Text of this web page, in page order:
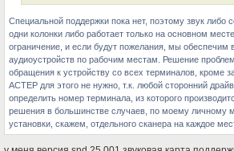
Специальной поддержки пока нет, поэтому звук либо
одни колонки либо работает только на основном
ограничение, и если будут пожелания, мы обеспечим
аудиоустройств по рабочим местам. Решение
обращения к устройству со всех терминалов, кроме
АСТЕР для этого не нужно, т.к. любой сторонний
определить номер терминала, из которого
решения в большинстве случаев, по моему личному
установки, скажем, отдельного сканера на каждое